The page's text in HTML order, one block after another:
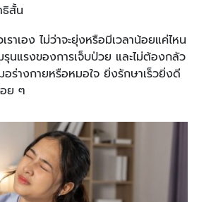
สั้น
าเอง ไม่ว่าจะยุ่งหรือมีเวลาน้อยแค่ไหน
นแรงของการเจ็บป่วย และไม่ต้องกลัว
อร่างกายหรือหมอใจ ยิ่งรักษาเร็วยิ่งดี
อย ๆ